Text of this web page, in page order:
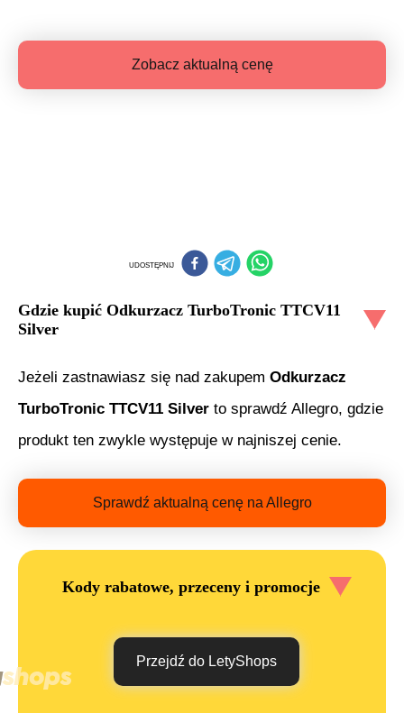
Zobacz aktualną cenę
UDOSTĘPNIJ
Gdzie kupić Odkurzacz TurboTronic TTCV11
Silver
Jeżeli zastnawiasz się nad zakupem Odkurzacz
TurboTronic TTCV11 Silver to sprawdź Allegro, gdzie
produkt ten zwykle występuje w najniszej cenie.
Sprawdź aktualną cenę na Allegro
Kody rabatowe, przeceny i promocje
Przejdź do LetyShops